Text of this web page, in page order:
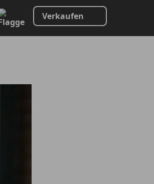
Verkaufen